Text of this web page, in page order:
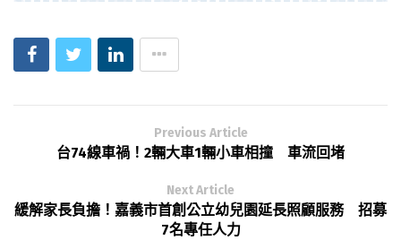
Previous Article
台74線車禍！2輛大車1輛小車相撞 車流回堵
Next Article
緩解家長負擔！嘉義市首創公立幼兒園延長照顧服務 招募
7名專任人力